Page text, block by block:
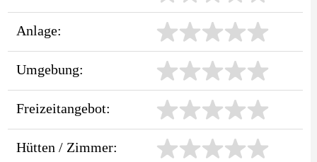
Anlage:
Umgebung:
Freizeitangebot:
Hütten / Zimmer: